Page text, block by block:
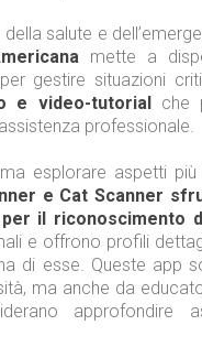
salute e
mette a
gestire situazioni
e video-tutorial
che
professionale.
esplorare aspetti
e Cat Scanner
per il riconoscimento
e offrono profili
di esse. Queste app
ma anche da
approfondire